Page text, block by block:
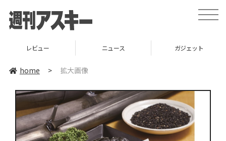
toggle
レビュー ニュース ガジェット
home > 拡大画像